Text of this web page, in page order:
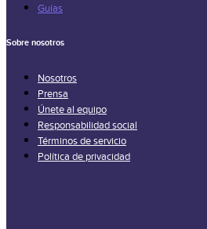
Guías
Sobre nosotros
Nosotros
Prensa
Únete al equipo
Responsabilidad social
Términos de servicio
Política de privacidad